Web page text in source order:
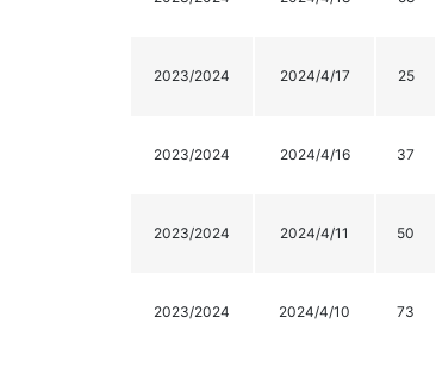
2023/2024 2024/4/17 25
2023/2024 2024/4/16 37
2023/2024 2024/4/11 50
2023/2024 2024/4/10 73